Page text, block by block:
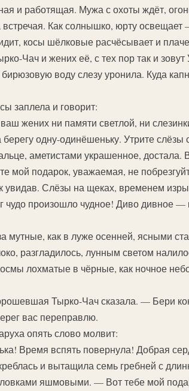
и работящая. Мужа с охоты ждёт,
встречая. Как солнышко, юрту
косы шёлковые расчёсывает и
Чач и жених её, с тех пор так и
воду слезу уронила. Куда
заплела и говорит:
жених ни памяти светлой, ни
берегу одну-одинёшеньку. Утрите
аметистами украшенное,
мой подарок, уважаемая, не
Слёзы на щеках, временем
чудо произошло чудное! Диво дивное
мутные, как в луже осенней, ясными
разгладилось, лунным светом
лохматые в чёрные, как ночное
Тырко-Чач сказала. — Бери
вас переправлю.
опять слово молвит:
Время вспять повернула! Добрая
и вытащила семь гребней с
яшмовыми. — Вот тебе мой